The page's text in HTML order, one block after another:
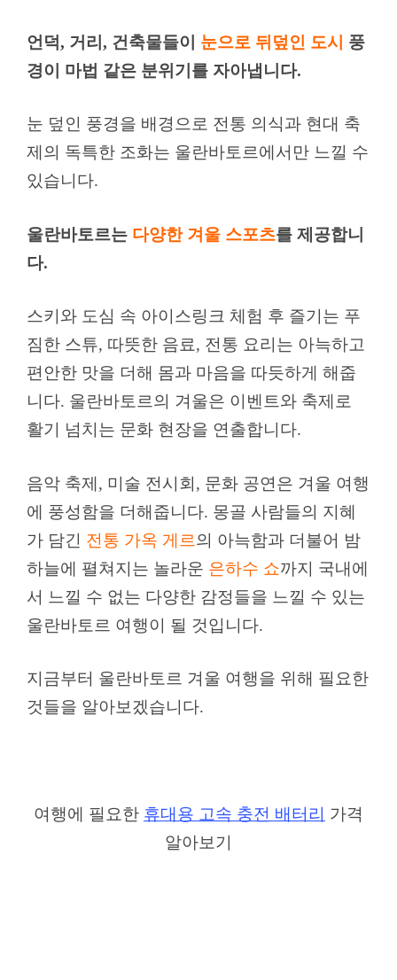
언덕, 거리, 건축물들이 눈으로 뒤덮인 도시
풍
경이 마법 같은 분위기를 자아냅니다.
눈 덮인 풍경을 배경으로 전통 의식과 현대 축
제의 독특한 조화는 울란바토르에서만 느낄 수
있습니다.
울란바토르는 다양한 겨울 스포츠를 제공합니
다.
스키와 도심 속 아이스링크 체험 후 즐기는 푸
짐한 스튜, 따뜻한 음료, 전통 요리는 아늑하고
편안한 맛을 더해 몸과 마음을 따듯하게 해줍
니다. 울란바토르의 겨울은 이벤트와 축제로
활기 넘치는 문화 현장을 연출합니다.
음악 축제, 미술 전시회, 문화 공연은 겨울 여행
에 풍성함을 더해줍니다. 몽골 사람들의 지혜
가 담긴 전통 가옥 게르의 아늑함과 더불어 밤
하늘에 펼쳐지는 놀라운 은하수 쇼까지 국내에
서 느낄 수 없는 다양한 감정들을 느낄 수 있는
울란바토르 여행이 될 것입니다.
지금부터 울란바토르 겨울 여행을 위해 필요한
것들을 알아보겠습니다.
여행에 필요한 휴대용 고속 충전 배터리 가격
알아보기